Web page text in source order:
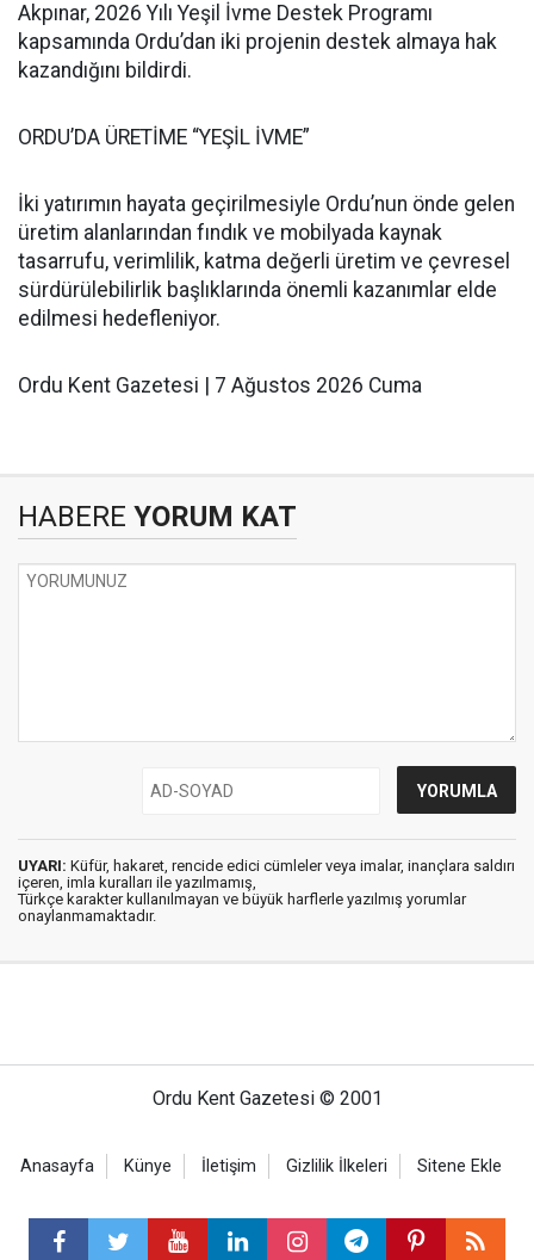
Akpınar, 2026 Yılı Yeşil İvme Destek Programı
kapsamında Ordu’dan iki projenin destek almaya hak
kazandığını bildirdi.
ORDU’DA ÜRETİME “YEŞİL İVME”
İki yatırımın hayata geçirilmesiyle Ordu’nun önde gelen
üretim alanlarından fındık ve mobilyada kaynak
tasarrufu, verimlilik, katma değerli üretim ve çevresel
sürdürülebilirlik başlıklarında önemli kazanımlar elde
edilmesi hedefleniyor.
Ordu Kent Gazetesi | 7 Ağustos 2026 Cuma
HABERE YORUM KAT
UYARI: Küfür, hakaret, rencide edici cümleler veya imalar, inançlara saldırı
içeren, imla kuralları ile yazılmamış,
Türkçe karakter kullanılmayan ve büyük harflerle yazılmış yorumlar
onaylanmamaktadır.
Ordu Kent Gazetesi © 2001
Anasayfa Künye İletişim Gizlilik İlkeleri Sitene Ekle